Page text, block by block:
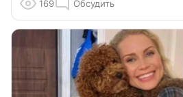
169 Обсудить